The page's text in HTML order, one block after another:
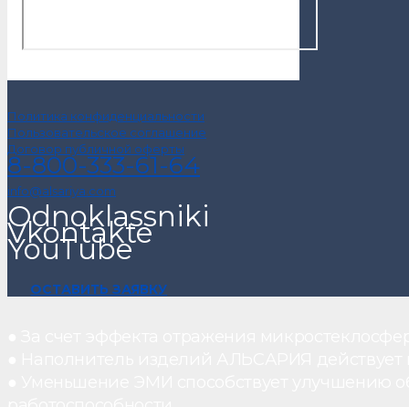
Политика конфиденциальности
Пользовательское соглашение
Договор публичной оферты
8-800-333-61-64
info@alsariya.com
Odnoklassniki
Vkontakte
YouTube
ОСТАВИТЬ ЗАЯВКУ